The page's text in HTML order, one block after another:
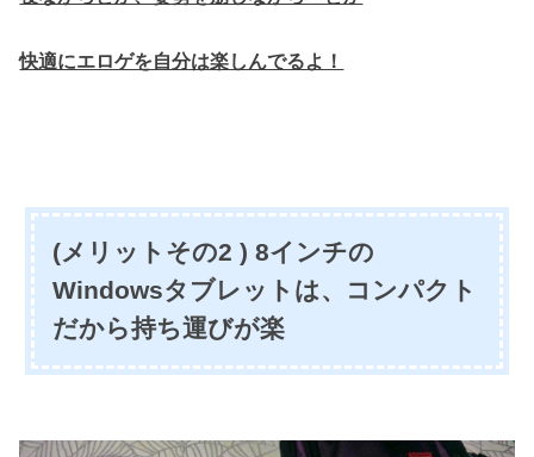
快適にエロゲを自分は楽しんでるよ！
(メリットその2 ) 8インチの
Windowsタブレットは、コンパクト
だから持ち運びが楽